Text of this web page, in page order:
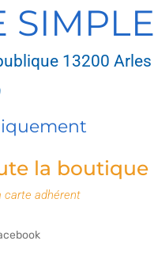
SIMPLE
13200 Arles
la boutique
carte adhérent